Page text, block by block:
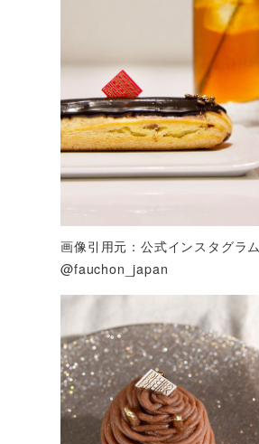
画像引用元：公式インスタグラム
@fauchon_japan